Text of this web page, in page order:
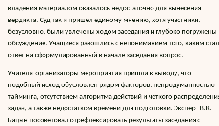
владения материалом оказалось недостаточно для вынесения
вердикта. Суд так и пришёл единому мнению, хотя участники,
безусловно, были увлечены ходом заседания и глубоко погружены
обсуждение. Учащиеся разошлись с непониманием того, каким стал
ответ на сформулированный в начале заседания вопрос.
Учителя-организаторы мероприятия пришли к выводу, что
подобный исход обусловлен рядом факторов: непродуманностью
тайминга, отсутствием алгоритма действий и четкого
задач, а также недостатком времени для подготовки. Эксперт В.К.
Бацын посоветовал отрефлексировать результаты заседания с